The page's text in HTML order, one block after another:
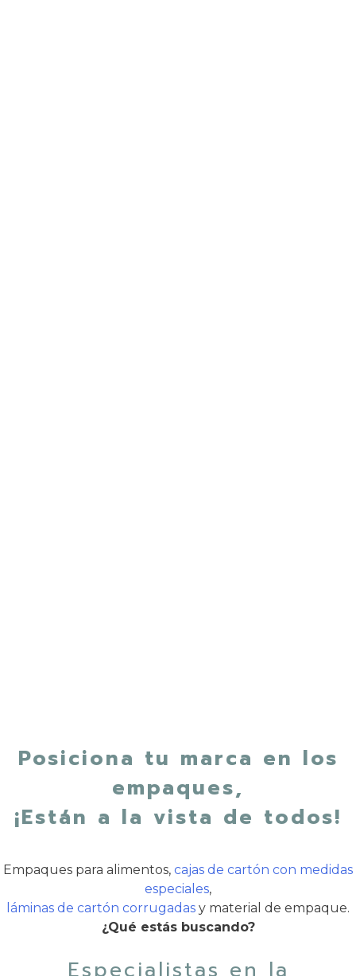
Posiciona tu marca en los
empaques,
¡Están a la vista de todos!
Empaques para alimentos, cajas de cartón con medidas
especiales,
láminas de cartón corrugadas y material de empaque.
¿Qué estás buscando?